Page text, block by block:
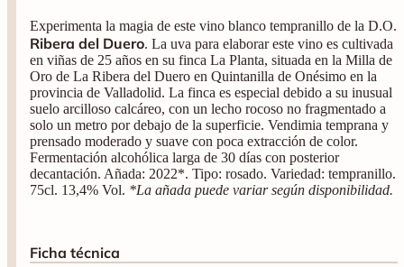
Experimenta la magia de este vino blanco tempranillo de la D.O.
Ribera del Duero. La uva para elaborar este vino es cultivada
en viñas de 25 años en su finca La Planta, situada en la Milla de
Oro de La Ribera del Duero en Quintanilla de Onésimo en la
provincia de Valladolid. La finca es especial debido a su inusual
suelo arcilloso calcáreo, con un lecho rocoso no fragmentado a
solo un metro por debajo de la superficie. Vendimia temprana y
prensado moderado y suave con poca extracción de color.
Fermentación alcohólica larga de 30 días con posterior
decantación. Añada: 2022*. Tipo: rosado. Variedad: tempranillo.
75cl. 13,4% Vol. *La añada puede variar según disponibilidad.
Ficha técnica